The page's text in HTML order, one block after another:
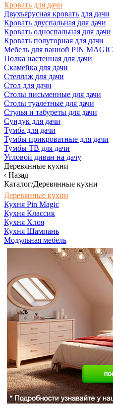
Кровать для дачи
Двухъярусная кровать для дачи
Кровать двуспальная для дачи
Кровать односпальная для дачи
Кровать полуторная для дачи
Мебель для ванной PIN MAGIC
Полка настенная для дачи
Скамейка для дачи
Стеллаж для дачи
Стол для дачи
Столы письменные для дачи
Столы туалетные для дачи
Стулья и табуреты для дачи
Сундук для дачи
Тумба для дачи
Тумбы прикроватные для дачи
Тумбы ТВ для дачи
Угловой диван на дачу
Деревянные кухни
Назад
Каталог/Деревянные кухни
Деревянные кухни
Кухня Pin Magic
Кухня Классик
Кухня Хлоя
Кухня Шампань
Модульная мебель